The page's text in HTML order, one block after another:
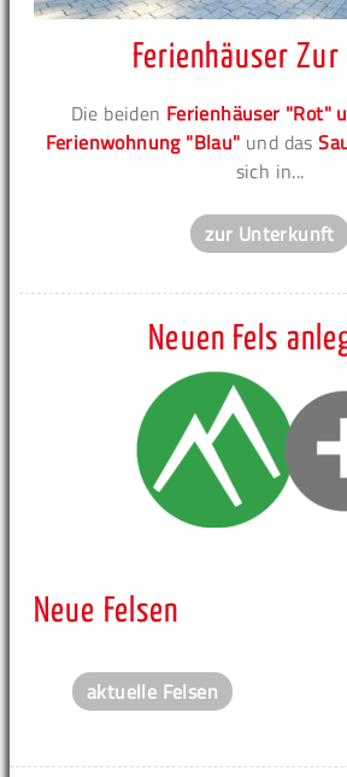
Ferienhäuser Zur
Die beiden Ferienhäuser "Rot"
Ferienwohnung "Blau" und das
sich in...
zur Unterkunft
Neuen Fels
Neue Felsen
aktuelle Felsen